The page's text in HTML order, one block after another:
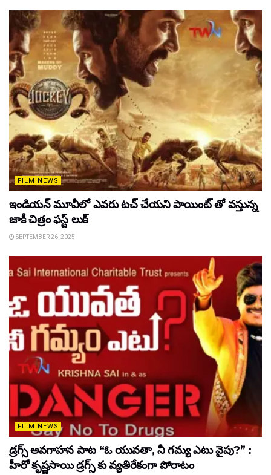
FILM NEWS
ఇండియన్ మూవీలో ఎవరు టచ్ చేయని పాయింట్ తో వస్తున్న
జాకీ చిత్రం ఫస్ట్ లుక్
SEPTEMBER 26, 2025
FILM NEWS
డ్రగ్స్ అవగాహన పాట “ఓ యువతా, నీ గమ్య ఎటు వైపు?” :
హీరో కృష్ణసాయి డ్రగ్స్ కు వ్యతిరేకంగా పోరాటం